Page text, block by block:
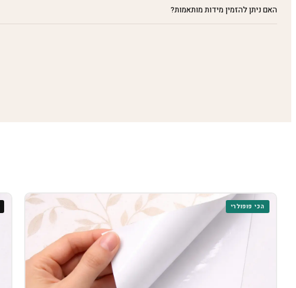
האם ניתן להזמין מידות מותאמות?
הכי פופולרי